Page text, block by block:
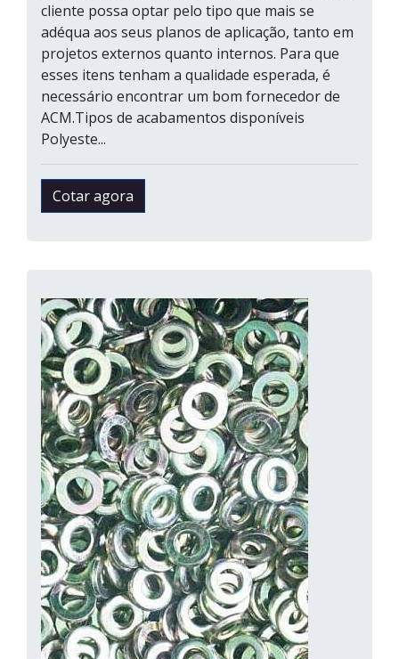
cliente possa optar pelo tipo que mais se
adéqua aos seus planos de aplicação, tanto em
projetos externos quanto internos. Para que
esses itens tenham a qualidade esperada, é
necessário encontrar um bom fornecedor de
ACM.Tipos de acabamentos disponíveis
Polyeste...
Cotar agora